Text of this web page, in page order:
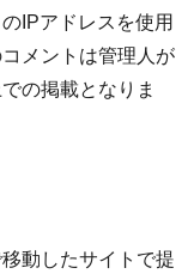
IPアドレスを使用
メントは管理人が
の掲載となりま
動したサイトで提